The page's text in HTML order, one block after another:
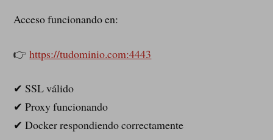
Acceso funcionando en:
👉https://tudominio.com:4443
✔ SSL válido
✔ Proxy funcionando
✔ Docker respondiendo correctamente